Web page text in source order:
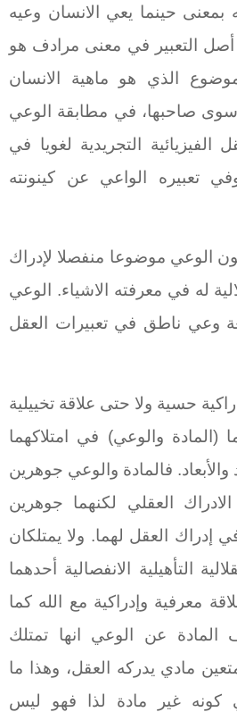
بمعنى حينما يعي الانسان وعيه
أصل التعبير في معنى مرادف هو
الذي هو ماهية الانسان
سوى صاحبها، في مطابقة الوعي
الفيزيائية التجريدية لغويا في
تعبيره الواعي عن كينونته
الوعي موضوعا منفصلا لإدراك
له في معرفته الاشياء. الوعي
وعي ناطق في تعبيرات العقل
حسية ولا حتى علاقة تخييلية
(المادة والوعي) في امتلاكهما
والأبعاد. فالمادة والوعي جوهرين
العقلي لكنهما جوهرين
العقل لهما. ولا يمتلكان
التأهيلية الانفصالية أحدهما
معرفية وإدراكية مع الله كما
المادة عن الوعي انها تمتلك
مادي يدركه العقل، وهذا ما
كونه غير مادة لذا فهو ليس